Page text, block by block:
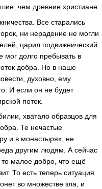
чем древние христиане.
Все старались
ни нерадение не могли
царил подвижнический
мог долго пребывать в
добра. Но в наше
духовно, ему
И если он не будет
поток.
хватало образцов для
Те нечастые
и в монастырях, не
другим людям. А сейчас
малое добро, что ещё
То есть теперь ситуация
во множестве зла, и